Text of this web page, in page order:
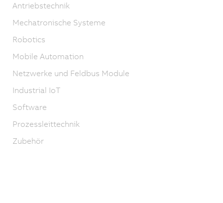
Antriebstechnik
Mechatronische Systeme
Robotics
Mobile Automation
Netzwerke und Feldbus Module
Industrial IoT
Software
Prozessleittechnik
Zubehör